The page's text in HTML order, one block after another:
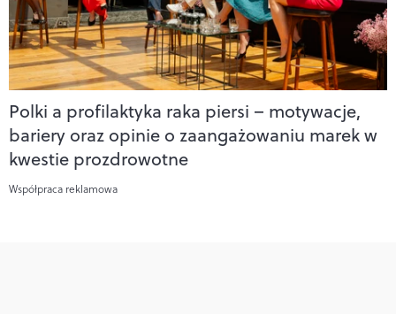
Polki a profilaktyka raka piersi – motywacje,
bariery oraz opinie o zaangażowaniu marek w
kwestie prozdrowotne
Współpraca reklamowa